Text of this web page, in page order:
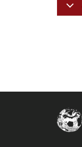
Image